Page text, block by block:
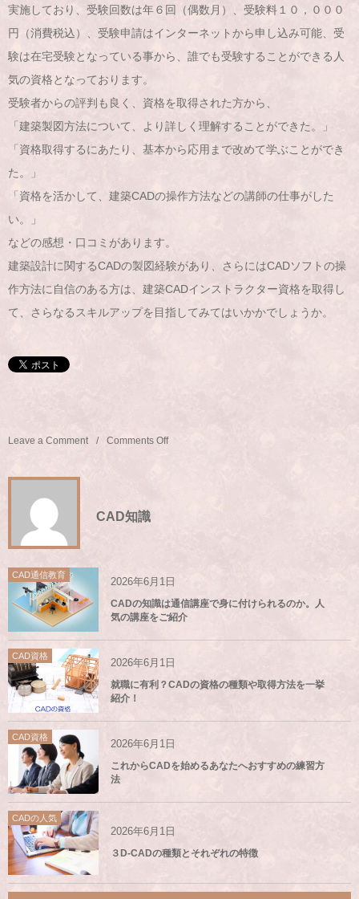
実施しており、受験回数は年６回（偶数月）、受験料１０，０００
円（消費税込）、受験申請はインターネットから申し込み可能、受
験は在宅受験となっている事から、誰でも受験することができる人
気の資格となっております。
受験者からの評判も良く、資格を取得された方から、
「建築製図方法について、より詳しく理解することができた。」
「資格取得するにあたり、基本から応用まで改めて学ぶことができ
た。」
「資格を活かして、建築CADの操作方法などの講師の仕事がした
い。」
などの感想・口コミがあります。
建築設計に関するCADの製図経験があり、さらにはCADソフトの操
作方法に自信のある方は、建築CADインストラクター資格を取得し
て、さらなるスキルアップを目指してみてはいかかでしょうか。
Leave a Comment Comments Off
CAD知識
CAD通信教育
2026年6月1日
CADの知識は通信講座で身に付けられるのか。人
気の講座をご紹介
CAD資格
2026年6月1日
就職に有利？CADの資格の種類や取得方法を一挙
紹介！
CAD資格
2026年6月1日
これからCADを始めるあなたへおすすめの練習方
法
CADの人気
2026年6月1日
３D-CADの種類とそれぞれの特徴